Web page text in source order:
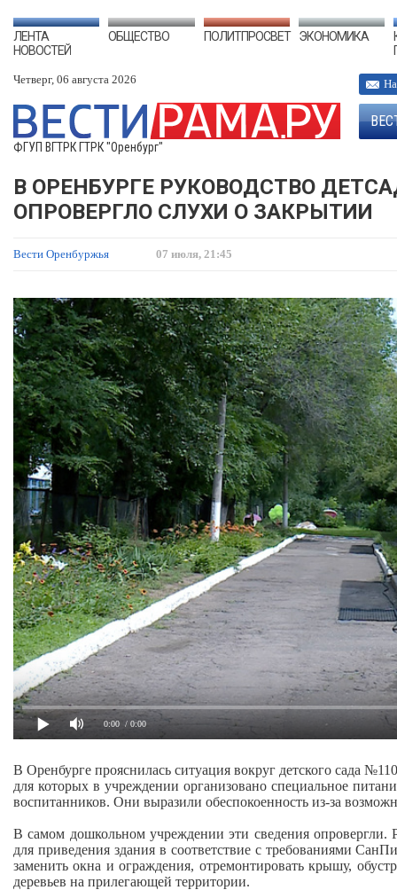
ЛЕНТА
НОВОСТЕЙ
ОБЩЕСТВО ПОЛИТПРОСВЕТ ЭКОНОМИКА
Четверг, 06 августа 2026
ФГУП ВГТРК ГТРК "Оренбург"
В ОРЕНБУРГЕ РУКОВОДСТВО
ОПРОВЕРГЛО СЛУХИ О ЗАКРЫТИИ
Вести Оренбуржья 07 июля, 21:45
0:00 / 0:00
В Оренбурге прояснилась ситуация вокруг детского сада
для которых в учреждении организовано специальное
воспитанников. Они выразили обеспокоенность из‑за
В самом дошкольном учреждении эти сведения опровергли.
для приведения здания в соответствие с требованиями
заменить окна и ограждения, отремонтировать крышу,
деревьев на прилегающей территории.